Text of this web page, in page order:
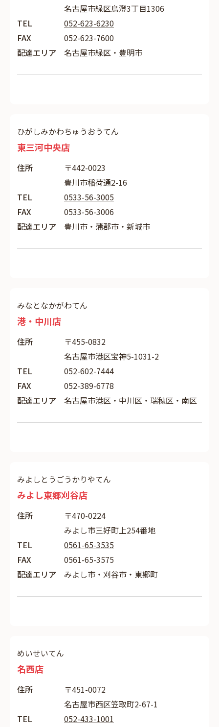
名古屋市緑区鳥澄3丁目1306
TEL
052-623-6230
FAX
052-623-7600
配達エリア
名古屋市緑区・豊明市
ひがしみかわちゅうおうてん
東三河中央店
住所
〒442-0023
豊川市稲荷通2-16
TEL
0533-56-3005
FAX
0533-56-3006
配達エリア
豊川市・蒲郡市・新城市
みなとなかがわてん
港・中川店
住所
〒455-0832
名古屋市港区宝神5-1031-2
TEL
052-602-7444
FAX
052-389-6778
配達エリア
名古屋市港区・中川区・瑞穂区・南区
みよしとうごうかりやてん
みよし東郷刈谷店
住所
〒470-0224
みよし市三好町上254番地
TEL
0561-65-3535
FAX
0561-65-3575
配達エリア
みよし市・刈谷市・東郷町
めいせいてん
名西店
住所
〒451-0072
名古屋市西区笠取町2-67-1
TEL
052-433-1001